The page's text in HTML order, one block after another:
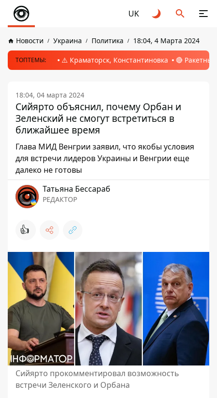
UK
Новости Украина Политика 18:04, 4 Марта 2024
ТОПТЕМЫ: ⚠️ Краматорск, Константиновка 🔴
18:04, 04 марта 2024
Сийярто объяснил, почему Орбан и
Зеленский не смогут встретиться в
ближайшее время
Глава МИД Венгрии заявил, что якобы условия
для встречи лидеров Украины и Венгрии еще
далеко не готовы
Татьяна Бессараб
РЕДАКТОР
👍
Сийярто прокомментировал возможность
встречи Зеленского и Орбана